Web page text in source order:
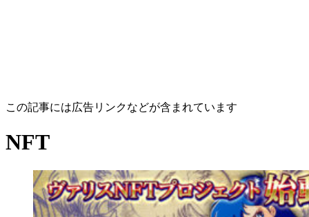
この記事には広告リンクなどが含まれています
NFT